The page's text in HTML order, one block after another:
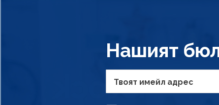
Нашият
Твоят имейл адрес